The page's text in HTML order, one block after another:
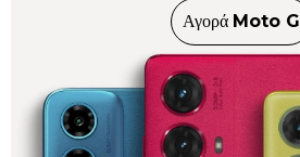
Αγορά Moto G